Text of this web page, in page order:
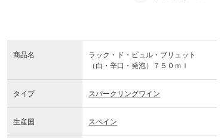
商品名
ラック・ド・ピュル・ブリュット
（白・辛口・発泡）７５０ｍｌ
タイプ スパークリングワイン
生産国 スペイン